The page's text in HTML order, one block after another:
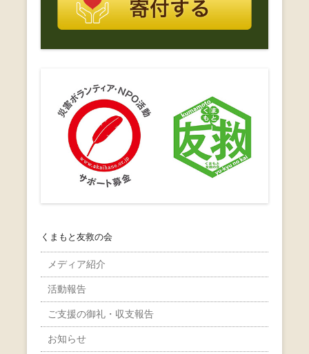
くまもと友救の会
メディア紹介
活動報告
ご支援の御礼・収支報告
お知らせ